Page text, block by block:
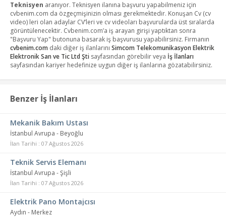
Teknisyen aranıyor. Teknisyen ilanına başvuru yapabilmeniz için
cvbenim.com da özgeçmişinizin olması gerekmektedir. Konuşan Cv (cv
video) leri olan adaylar CV’leri ve cv videoları başvurularda üst sıralarda
görüntülenecektir. Cvbenim.com’a iş arayan girişi yaptıktan sonra
"Başvuru Yap" butonuna basarak iş başvurusu yapabilirsiniz. Firmanın
cvbenim.com daki diğer iş ilanlarını Simcom Telekomunikasyon Elektrik
Elektronik San ve Tic Ltd Şti sayfasından görebilir veya İş İlanları
sayfasından kariyer hedefinize uygun diğer iş ilanlarına gözatabilirsiniz.
Benzer İş İlanları
Mekanik Bakım Ustası
İstanbul Avrupa - Beyoğlu
İlan Tarihi : 07 Ağustos 2026
Teknik Servis Elemanı
İstanbul Avrupa - Şişli
İlan Tarihi : 07 Ağustos 2026
Elektrik Pano Montajcısı
Aydın - Merkez